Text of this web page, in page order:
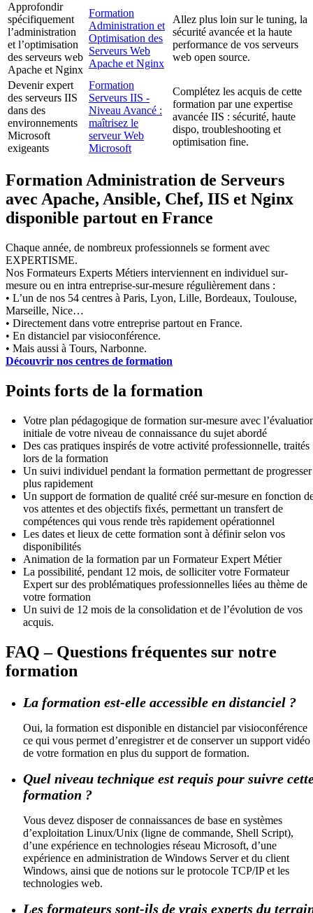
Approfondir
spécifiquement
l’administration
et l’optimisation
des serveurs web
Apache et Nginx
Formation
Administration et
Optimisation des
Serveurs Web
Apache et Nginx
Allez plus loin sur le tuning, la
sécurité avancée et la haute
performance de vos serveurs
web open source.
Devenir expert
des serveurs IIS
dans des
environnements
Microsoft
exigeants
Formation
Serveurs IIS -
Niveau Avancé :
maîtrisez le
serveur Web
Microsoft
Complétez les acquis de cette
formation par une expertise
avancée IIS : sécurité, haute
dispo, troubleshooting et
optimisation fine.
Formation Administration de Serveurs
avec Apache, Ansible, Chef, IIS et Nginx
disponible partout en France
Chaque année, de nombreux professionnels se forment avec
EXPERTISME.
Nos Formateurs Experts Métiers interviennent en individuel sur-
mesure ou en intra entreprise-sur-mesure régulièrement dans :
• L’un de nos 54 centres à Paris, Lyon, Lille, Bordeaux, Toulouse,
Marseille, Nice…
• Directement dans votre entreprise partout en France.
• En distanciel par visioconférence.
• Mais aussi à Tours, Narbonne.
Découvrir nos centres de formation
Points forts de la formation
Votre plan pédagogique de formation sur-mesure avec
initiale de votre niveau de connaissance du sujet abordé
Des cas pratiques inspirés de votre activité professionnelle, traités
lors de la formation
Un suivi individuel pendant la formation permettant de progresser
plus rapidement
Un support de formation de qualité créé sur-mesure en fonction
vos attentes et des objectifs fixés, permettant un transfert de
compétences qui vous rende très rapidement opérationnel
Les dates et lieux de cette formation sont à définir selon vos
disponibilités
Animation de la formation par un Formateur Expert Métier
La possibilité, pendant 12 mois, de solliciter votre Formateur
Expert sur des problématiques professionnelles liées au thème de
votre formation
Un suivi de 12 mois de la consolidation et de l’évolution de vos
acquis.
FAQ – Questions fréquentes sur notre
formation
La formation est-elle accessible en distanciel ?
Oui, la formation est disponible en distanciel par visioconférence
ce qui vous permet d’enregistrer et de conserver un support vidéo
de votre formation en plus du support de formation.
Quel niveau technique est requis pour suivre
formation ?
Vous devez disposer de connaissances de base en systèmes
d’exploitation Linux/Unix (ligne de commande, Shell Script),
d’une expérience en technologies réseau Microsoft, d’une
expérience en administration de Windows Server et du client
Windows, ainsi que de notions sur le protocole TCP/IP et les
technologies web.
Les formateurs sont-ils de vrais experts du